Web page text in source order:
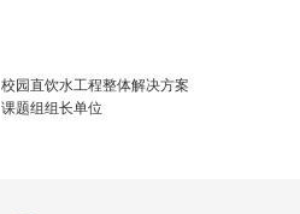
校园直饮水工程整体解决方案
课题组组长单位